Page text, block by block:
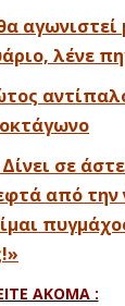
αγωνιστεί
λένε
σε
από την
ΑΚΟΜΑ :